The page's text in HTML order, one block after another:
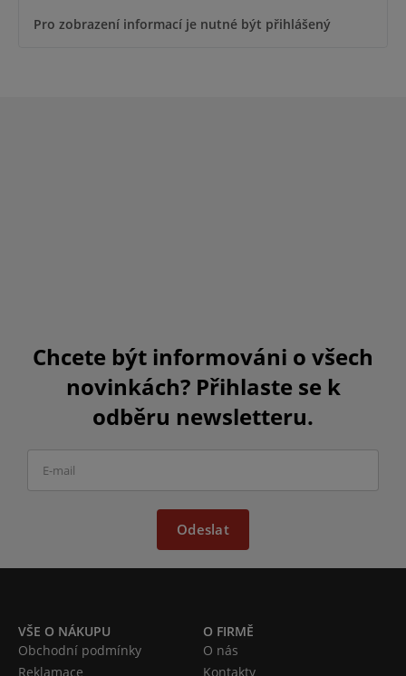
Pro zobrazení informací je nutné být přihlášený
Chcete být informováni o všech
novinkách? Přihlaste se k
odběru newsletteru.
Odeslat
VŠE O NÁKUPU
Obchodní podmínky
Reklamace
O FIRMĚ
O nás
Kontakty